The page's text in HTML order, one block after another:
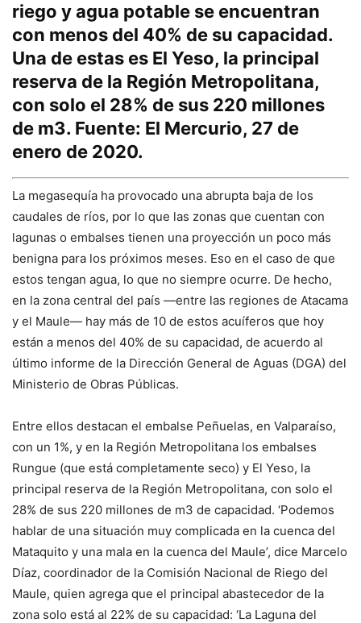
riego y agua potable se encuentran
con menos del 40% de su capacidad.
Una de estas es El Yeso, la principal
reserva de la Región Metropolitana,
con solo el 28% de sus 220 millones
de m3. Fuente: El Mercurio, 27 de
enero de 2020.
La megasequía ha provocado una abrupta baja de los
caudales de ríos, por lo que las zonas que cuentan con
lagunas o embalses tienen una proyección un poco más
benigna para los próximos meses. Eso en el caso de que
estos tengan agua, lo que no siempre ocurre. De hecho,
en la zona central del país —entre las regiones de Atacama
y el Maule— hay más de 10 de estos acuíferos que hoy
están a menos del 40% de su capacidad, de acuerdo al
último informe de la Dirección General de Aguas (DGA) del
Ministerio de Obras Públicas.
Entre ellos destacan el embalse Peñuelas, en Valparaíso,
con un 1%, y en la Región Metropolitana los embalses
Rungue (que está completamente seco) y El Yeso, la
principal reserva de la Región Metropolitana, con solo el
28% de sus 220 millones de m3 de capacidad. ‘Podemos
hablar de una situación muy complicada en la cuenca del
Mataquito y una mala en la cuenca del Maule’, dice Marcelo
Díaz, coordinador de la Comisión Nacional de Riego del
Maule, quien agrega que el principal abastecedor de la
zona solo está al 22% de su capacidad: ‘La Laguna del